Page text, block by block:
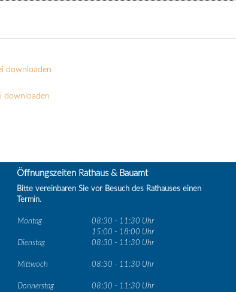
downloaden
downloaden
Öffnungszeiten Rathaus & Bauamt
Bitte vereinbaren Sie vor Besuch des Rathauses einen
Termin.
Montag
08:30 - 11:30 Uhr
15:00 - 18:00 Uhr
Dienstag
08:30 - 11:30 Uhr
Mittwoch 08:30 - 11:30 Uhr
Donnerstag
08:30 - 11:30 Uhr